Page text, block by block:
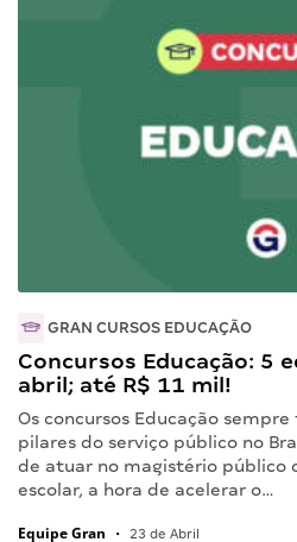
GRAN CURSOS EDUCAÇÃO
Concursos Educação: 5
abril; até R$ 11 mil!
Os concursos Educação
pilares do serviço público no
de atuar no magistério público
escolar, a hora de acelerar o…
Equipe Gran • 23 de Abril